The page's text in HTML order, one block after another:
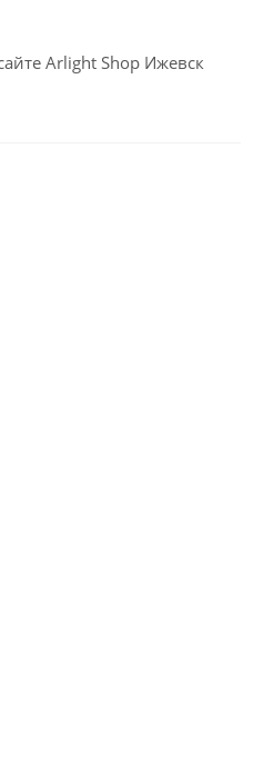
Arlight Shop Ижевск